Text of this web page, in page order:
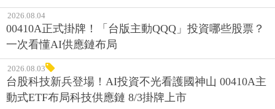
2026.08.04
00410A正式掛牌！「台版主動QQQ」投資哪些股票？
一次看懂AI供應鏈布局
2026.08.03
台股科技新兵登場！AI投資不光看護國神山 00410A主
動式ETF布局科技供應鏈 8/3掛牌上市